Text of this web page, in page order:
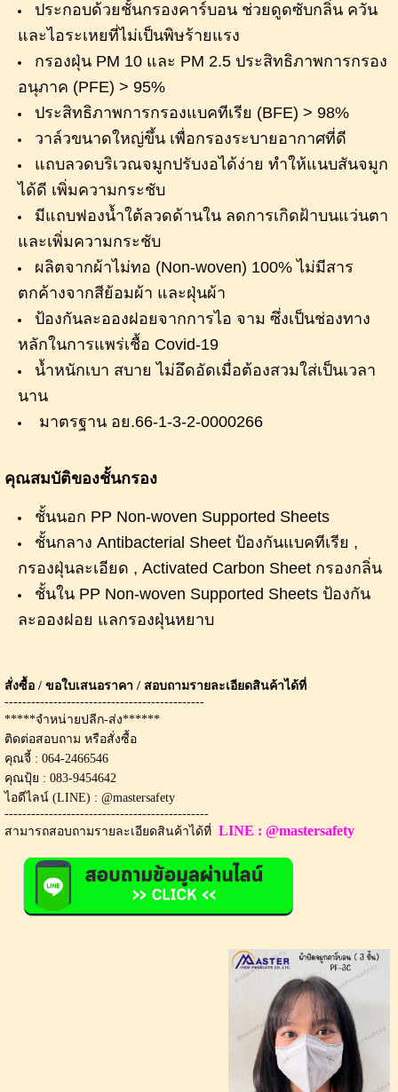
ประกอบด้วยชั้นกรองคาร์บอน ช่วยดูดซับกลิ่น ควัน
และไอระเหยที่ไม่เป็นพิษร้ายแรง
กรองฝุ่น PM 10 และ PM 2.5 ประสิทธิภาพการกรอง
อนุภาค (PFE) > 95%
ประสิทธิภาพการกรองแบคทีเรีย (BFE) > 98%
วาล์วขนาดใหญ่ขึ้น เพื่อกรองระบายอากาศที่ดี
แถบลวดบริเวณจมูกปรับงอได้ง่าย ทำให้แนบสันจมูก
ได้ดี เพิ่มความกระชับ
มีแถบฟองน้ำใต้ลวดด้านใน ลดการเกิดฝ้าบนแว่นตา
และเพิ่มความกระชับ
ผลิตจากผ้าไม่ทอ (Non-woven) 100% ไม่มีสาร
ตกค้างจากสีย้อมผ้า และฝุ่นผ้า
ป้องกันละอองฝอยจากการไอ จาม ซึ่งเป็นช่องทาง
หลักในการแพร่เชื้อ Covid-19
น้ำหนักเบา สบาย ไม่อึดอัดเมื่อต้องสวมใส่เป็นเวลา
นาน
มาตรฐาน อย.66-1-3-2-0000266
คุณสมบัติของชั้นกรอง
ชั้นนอก PP Non-woven Supported Sheets
ชั้นกลาง Antibacterial Sheet ป้องกันแบคทีเรีย ,
กรองฝุ่นละเอียด , Activated Carbon Sheet กรองกลิ่น
ชั้นใน PP Non-woven Supported Sheets ป้องกัน
ละอองฝอย แลกรองฝุ่นหยาบ
สั่งซื้อ / ขอใบเสนอราคา / สอบถามรายละเอียดสินค้าได้ที่
---------------------------------------------
*****จำหน่ายปลีก-ส่ง******
ติดต่อสอบถาม หรือสั่งซื้อ
คุณจี้ : 064-2466546
คุณปุ้ย : 083-9454642
ไอดีไลน์ (LINE) : @mastersafety
----------------------------------------------
สามารถสอบถามรายละเอียดสินค้าได้ที่ LINE : @mastersafety